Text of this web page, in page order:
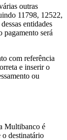
outras
11798, 12522,
entidades
pagamento será
com referência
e inserir o
ou
Multibanco é
o destinatário